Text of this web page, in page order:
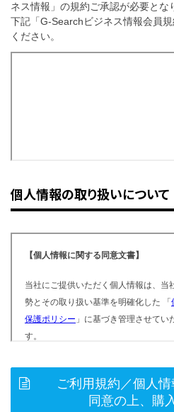
ネス情報」の規約ご承認が必要とな
下記「G-Searchビジネス情報会員
ください。
個人情報の取り扱いについて
ご利用規約／個人
同意の上、購